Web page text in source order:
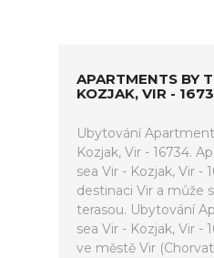
APARTMENTS BY
KOZJAK, VIR -
Ubytování
Kozjak, Vir - 16734.
sea Vir - Kozjak, Vir -
destinaci Vir a může
terasou. Ubytování
sea Vir - Kozjak, Vir -
ve městě Vir